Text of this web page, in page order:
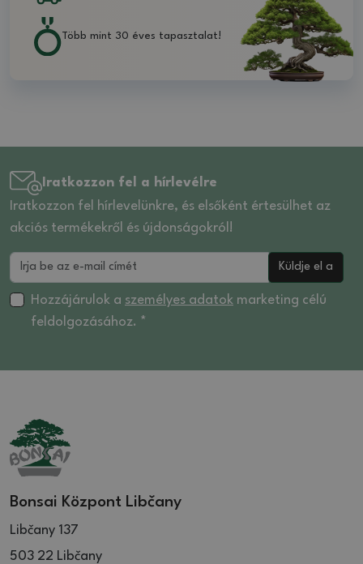
Több mint 30 éves tapasztalat!
Iratkozzon fel a hírlevélre
Iratkozzon fel hírlevelünkre, és elsőként értesülhet az
akciós termékekről és újdonságokról!
Küldje el a
Hozzájárulok a személyes adatok marketing célú
feldolgozásához. *
Bonsai Központ Libčany
Libčany 137
503 22 Libčany